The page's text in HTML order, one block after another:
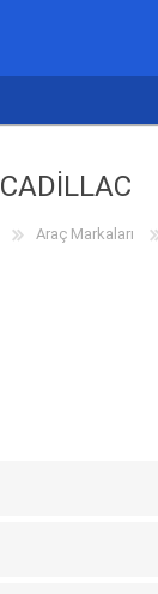
CADILLAC
Araç Markaları